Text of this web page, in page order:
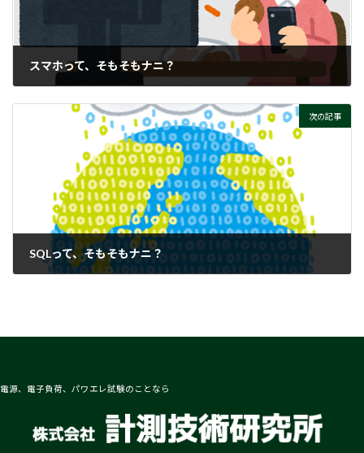
スマホって、そもそもナニ？
次の記事
SQLって、そもそもナニ？
電源、電子負荷、パワエレ試験のことなら